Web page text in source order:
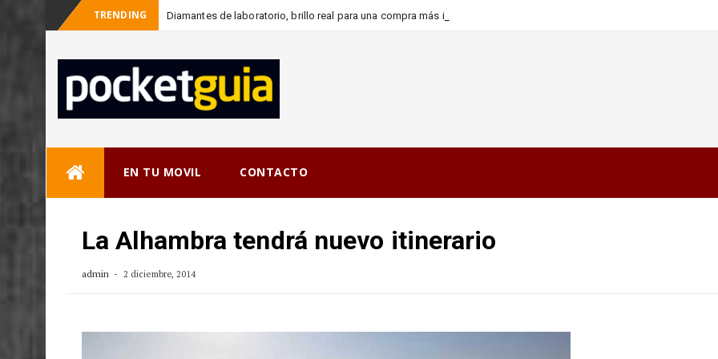
TRENDING Diamantes de laboratorio, brillo real para una compra más informada y
EN TU MOVIL CONTACTO
La Alhambra tendrá nuevo itinerario